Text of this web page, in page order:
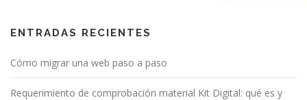
ENTRADAS RECIENTES
Cómo migrar una web paso a paso
Requerimiento de comprobación material Kit Digital: qué es y